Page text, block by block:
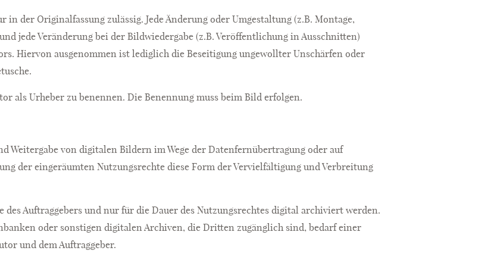
der Originalfassung zulässig. Jede Änderung oder Umgestaltung (z.B. Montage,
jede Veränderung bei der Bildwiedergabe (z.B. Veröffentlichung in Ausschnitten)
Hiervon ausgenommen ist lediglich die Beseitigung ungewollter Unschärfen oder
als Urheber zu benennen. Die Benennung muss beim Bild erfolgen.
Weitergabe von digitalen Bildern im Wege der Datenfernübertragung oder auf
der eingeräumten Nutzungsrechte diese Form der Vervielfältigung und Verbreitung
Auftraggebers und nur für die Dauer des Nutzungsrechtes digital archiviert werden.
oder sonstigen digitalen Archiven, die Dritten zugänglich sind, bedarf einer
und dem Auftraggeber.